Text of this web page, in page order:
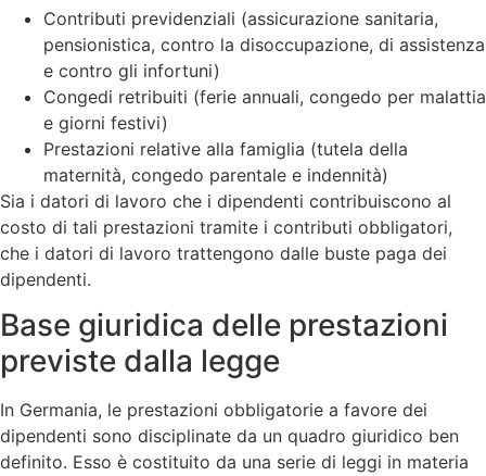
Contributi previdenziali (assicurazione sanitaria,
pensionistica, contro la disoccupazione, di assistenza
e contro gli infortuni)
Congedi retribuiti (ferie annuali, congedo per malattia
e giorni festivi)
Prestazioni relative alla famiglia (tutela della
maternità, congedo parentale e indennità)
Sia i datori di lavoro che i dipendenti contribuiscono al
costo di tali prestazioni tramite i contributi obbligatori,
che i datori di lavoro trattengono dalle buste paga dei
dipendenti.
Base giuridica delle prestazioni
previste dalla legge
In Germania, le prestazioni obbligatorie a favore dei
dipendenti sono disciplinate da un quadro giuridico ben
definito. Esso è costituito da una serie di leggi in materia